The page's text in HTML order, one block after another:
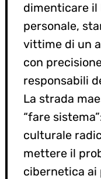
dimenticare il
personale,
vittime di un
con
responsabili
La strada
“fare
culturale
mettere il
cibernetica ai